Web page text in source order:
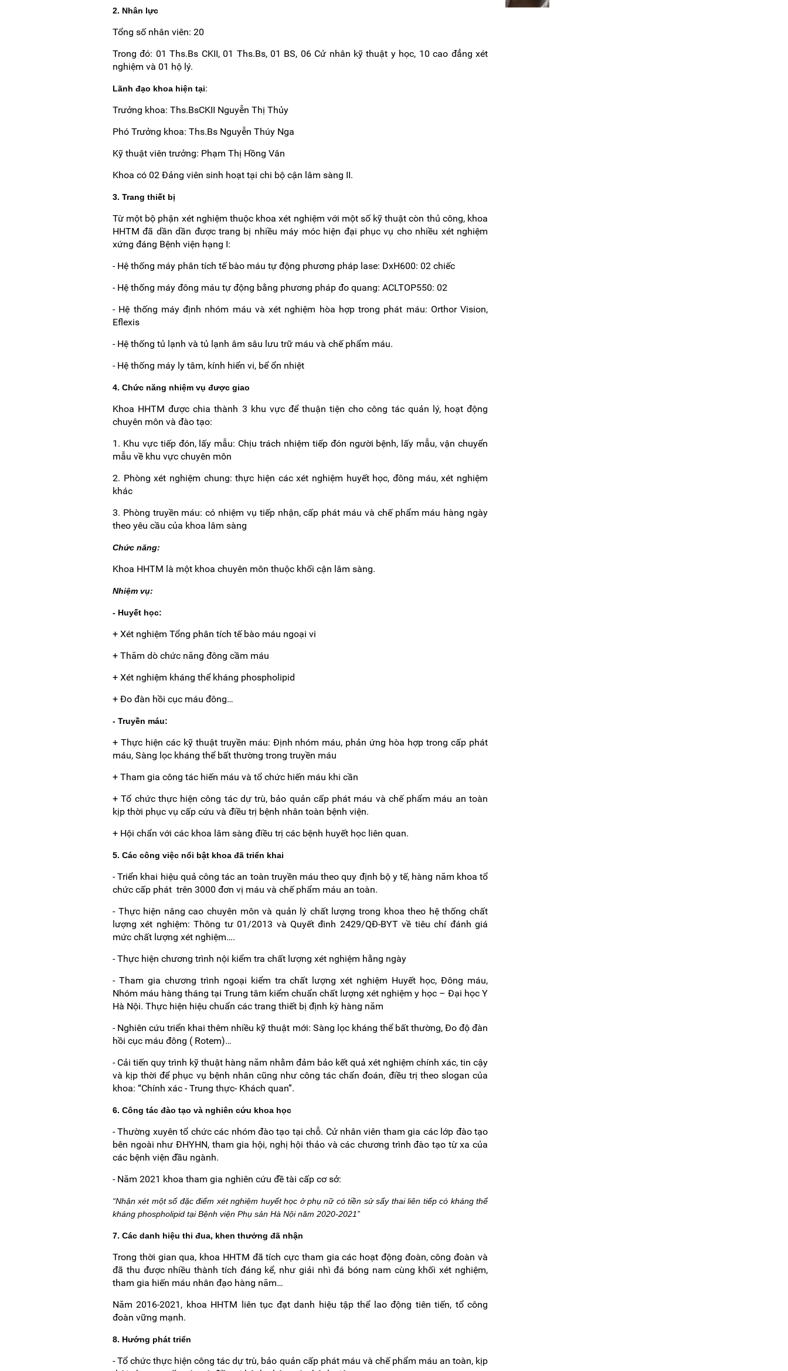
2. Nhân lực
Tổng số nhân viên: 20
Trong đó: 01 Ths.Bs CKII, 01 Ths.Bs, 01 BS, 06 Cử nhân kỹ thuật y học, 10 cao đẳng xét
nghiệm và 01 hộ lý.
Lãnh đạo khoa hiện tại:
Trưởng khoa: Ths.BsCKII Nguyễn Thị Thủy
Phó Trưởng khoa: Ths.Bs Nguyễn Thúy Nga
Kỹ thuật viên trưởng: Phạm Thị Hồng Vân
Khoa có 02 Đảng viên sinh hoạt tại chi bộ cận lâm sàng II.
3. Trang thiết bị
Từ một bộ phận xét nghiệm thuộc khoa xét nghiệm với một số kỹ thuật còn thủ công, khoa
HHTM đã dần dần được trang bị nhiều máy móc hiện đại phục vụ cho nhiều xét nghiệm
xứng đáng Bệnh viện hạng I:
- Hệ thống máy phân tích tế bào máu tự động phương pháp lase: DxH600: 02 chiếc
- Hệ thống máy đông máu tự động bằng phương pháp đo quang: ACLTOP550: 02
- Hệ thống máy định nhóm máu và xét nghiệm hòa hợp trong phát máu: Orthor Vision,
Eflexis
- Hệ thống tủ lạnh và tủ lạnh âm sâu lưu trữ máu và chế phẩm máu.
- Hệ thống máy ly tâm, kính hiển vi, bể ổn nhiệt
4. Chức năng nhiệm vụ được giao
Khoa HHTM được chia thành 3 khu vực để thuận tiện cho công tác quản lý, hoạt động
chuyên môn và đào tạo:
1. Khu vực tiếp đón, lấy mẫu: Chịu trách nhiệm tiếp đón người bệnh, lấy mẫu, vận chuyển
mẫu về khu vực chuyên môn
2. Phòng xét nghiệm chung: thực hiện các xét nghiệm huyết học, đông máu, xét nghiệm
khác
3. Phòng truyền máu: có nhiệm vụ tiếp nhận, cấp phát máu và chế phẩm máu hàng ngày
theo yêu cầu của khoa lâm sàng
Chức năng:
Khoa HHTM là một khoa chuyên môn thuộc khối cận lâm sàng.
Nhiệm vụ:
- Huyết học:
+ Xét nghiệm Tổng phân tích tế bào máu ngoại vi
+ Thăm dò chức năng đông cầm máu
+ Xét nghiệm kháng thể kháng phospholipid
+ Đo đàn hồi cục máu đông…
- Truyền máu:
+ Thực hiện các kỹ thuật truyền máu: Định nhóm máu, phản ứng hòa hợp trong cấp phát
máu, Sàng lọc kháng thể bất thường trong truyền máu
+ Tham gia công tác hiến máu và tổ chức hiến máu khi cần
+ Tổ chức thực hiện công tác dự trù, bảo quản cấp phát máu và chế phẩm máu an toàn
kịp thời phục vụ cấp cứu và điều trị bệnh nhân toàn bệnh viện.
+ Hội chẩn với các khoa lâm sàng điều trị các bệnh huyết học liên quan.
5. Các công việc nổi bật khoa đã triển khai
- Triển khai hiệu quả công tác an toàn truyền máu theo quy định bộ y tế, hàng năm khoa tổ
chức cấp phát trên 3000 đơn vị máu và chế phẩm máu an toàn.
- Thực hiện nâng cao chuyên môn và quản lý chất lượng trong khoa theo hệ thống chất
lượng xét nghiệm: Thông tư 01/2013 và Quyết đinh 2429/QĐ-BYT về tiêu chí đánh giá
mức chất lượng xét nghiệm….
- Thực hiện chương trình nội kiểm tra chất lượng xét nghiệm hằng ngày
- Tham gia chương trình ngoại kiểm tra chất lượng xét nghiệm Huyết học, Đông máu,
Nhóm máu hàng tháng tại Trung tâm kiểm chuẩn chất lượng xét nghiệm y học – Đại học Y
Hà Nội. Thực hiện hiệu chuẩn các trang thiết bị định kỳ hàng năm
- Nghiên cứu triển khai thêm nhiều kỹ thuật mới: Sàng lọc kháng thể bất thường, Đo độ đàn
hồi cục máu đông ( Rotem)…
- Cải tiến quy trình kỹ thuật hàng năm nhằm đảm bảo kết quả xét nghiệm chính xác, tin cậy
và kịp thời để phục vụ bệnh nhân cũng như công tác chẩn đoán, điều trị theo slogan của
khoa: “Chính xác - Trung thực- Khách quan”.
6. Công tác đào tạo và nghiên cứu khoa học
- Thường xuyên tổ chức các nhóm đào tạo tại chỗ. Cử nhân viên tham gia các lớp đào tạo
bên ngoài như ĐHYHN, tham gia hội, nghị hội thảo và các chương trình đào tạo từ xa của
các bệnh viện đầu ngành.
- Năm 2021 khoa tham gia nghiên cứu đề tài cấp cơ sở:
“Nhận xét một số đặc điểm xét nghiệm huyết học ở phụ nữ có tiền sử sẩy thai liên tiếp có kháng thể
kháng phospholipid tại Bệnh viện Phụ sản Hà Nội năm 2020-2021”
7. Các danh hiệu thi đua, khen thưởng đã nhận
Trong thời gian qua, khoa HHTM đã tích cực tham gia các hoạt động đoàn, công đoàn và
đã thu được nhiều thành tích đáng kể, như giải nhì đá bóng nam cùng khối xét nghiệm,
tham gia hiến máu nhân đạo hàng năm…
Năm 2016-2021, khoa HHTM liên tục đạt danh hiệu tập thể lao động tiên tiến, tổ công
đoàn vững mạnh.
8. Hướng phát triển
- Tổ chức thực hiện công tác dự trù, bảo quản cấp phát máu và chế phẩm máu an toàn, kịp